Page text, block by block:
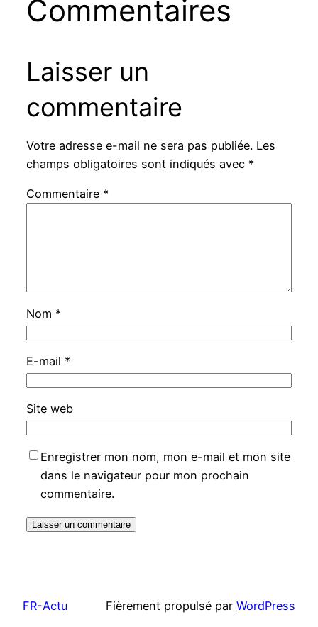
Commentaires
Laisser un
commentaire
Votre adresse e-mail ne sera pas publiée. Les
champs obligatoires sont indiqués avec *
Commentaire *
Nom *
E-mail *
Site web
Enregistrer mon nom, mon e-mail et mon site
dans le navigateur pour mon prochain
commentaire.
FR-Actu Fièrement propulsé par WordPress